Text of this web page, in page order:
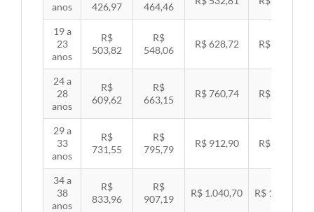
anos 426,97 464,46
19 a
23
anos
R$
503,82
R$
548,06
R$ 628,72 R$ 647,89
24 a
28
anos
R$
609,62
R$
663,15
R$ 760,74 R$ 783,94
29 a
33
anos
R$
731,55
R$
795,79
R$ 912,90 R$ 940,74
34 a
38
anos
R$
833,96
R$
907,19
R$ 1.040,70 R$ 1.072,43